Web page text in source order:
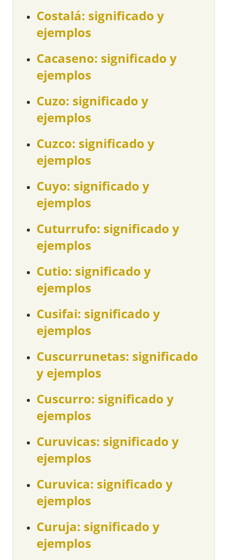
Costalá: significado y
ejemplos
Cacaseno: significado y
ejemplos
Cuzo: significado y
ejemplos
Cuzco: significado y
ejemplos
Cuyo: significado y
ejemplos
Cuturrufo: significado y
ejemplos
Cutio: significado y
ejemplos
Cusifai: significado y
ejemplos
Cuscurrunetas: significado
y ejemplos
Cuscurro: significado y
ejemplos
Curuvicas: significado y
ejemplos
Curuvica: significado y
ejemplos
Curuja: significado y
ejemplos